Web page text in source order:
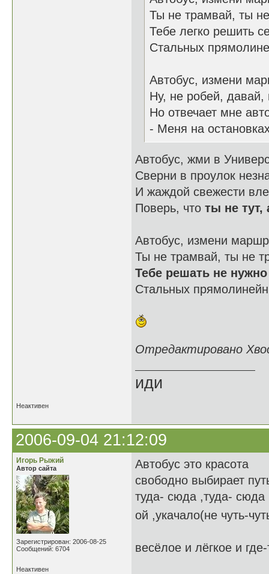
Ты не трамвай, ты
Тебе легко решить
Стальных
Автобус, измени
Ну, не робей, давай,
Но отвечает мне
- Меня на
Автобус, жми в
Сверни в проулок
И жаждой свежести
Поверь, что ты не тут,
Автобус, измени
Ты не трамвай, ты не
Тебе решать не
Стальных
Отредактировано
иди
Неактивен
2006-09-04 21:12:09
Игорь Рыжий
Автор сайта
Зарегистрирован: 2006-08-25
Сообщений: 6704
Автобус это красота
свободно выбирает
туда- сюда ,туда- сюда
ой ,укачало(не чуть-
весёлое и лёгкое и
Неактивен